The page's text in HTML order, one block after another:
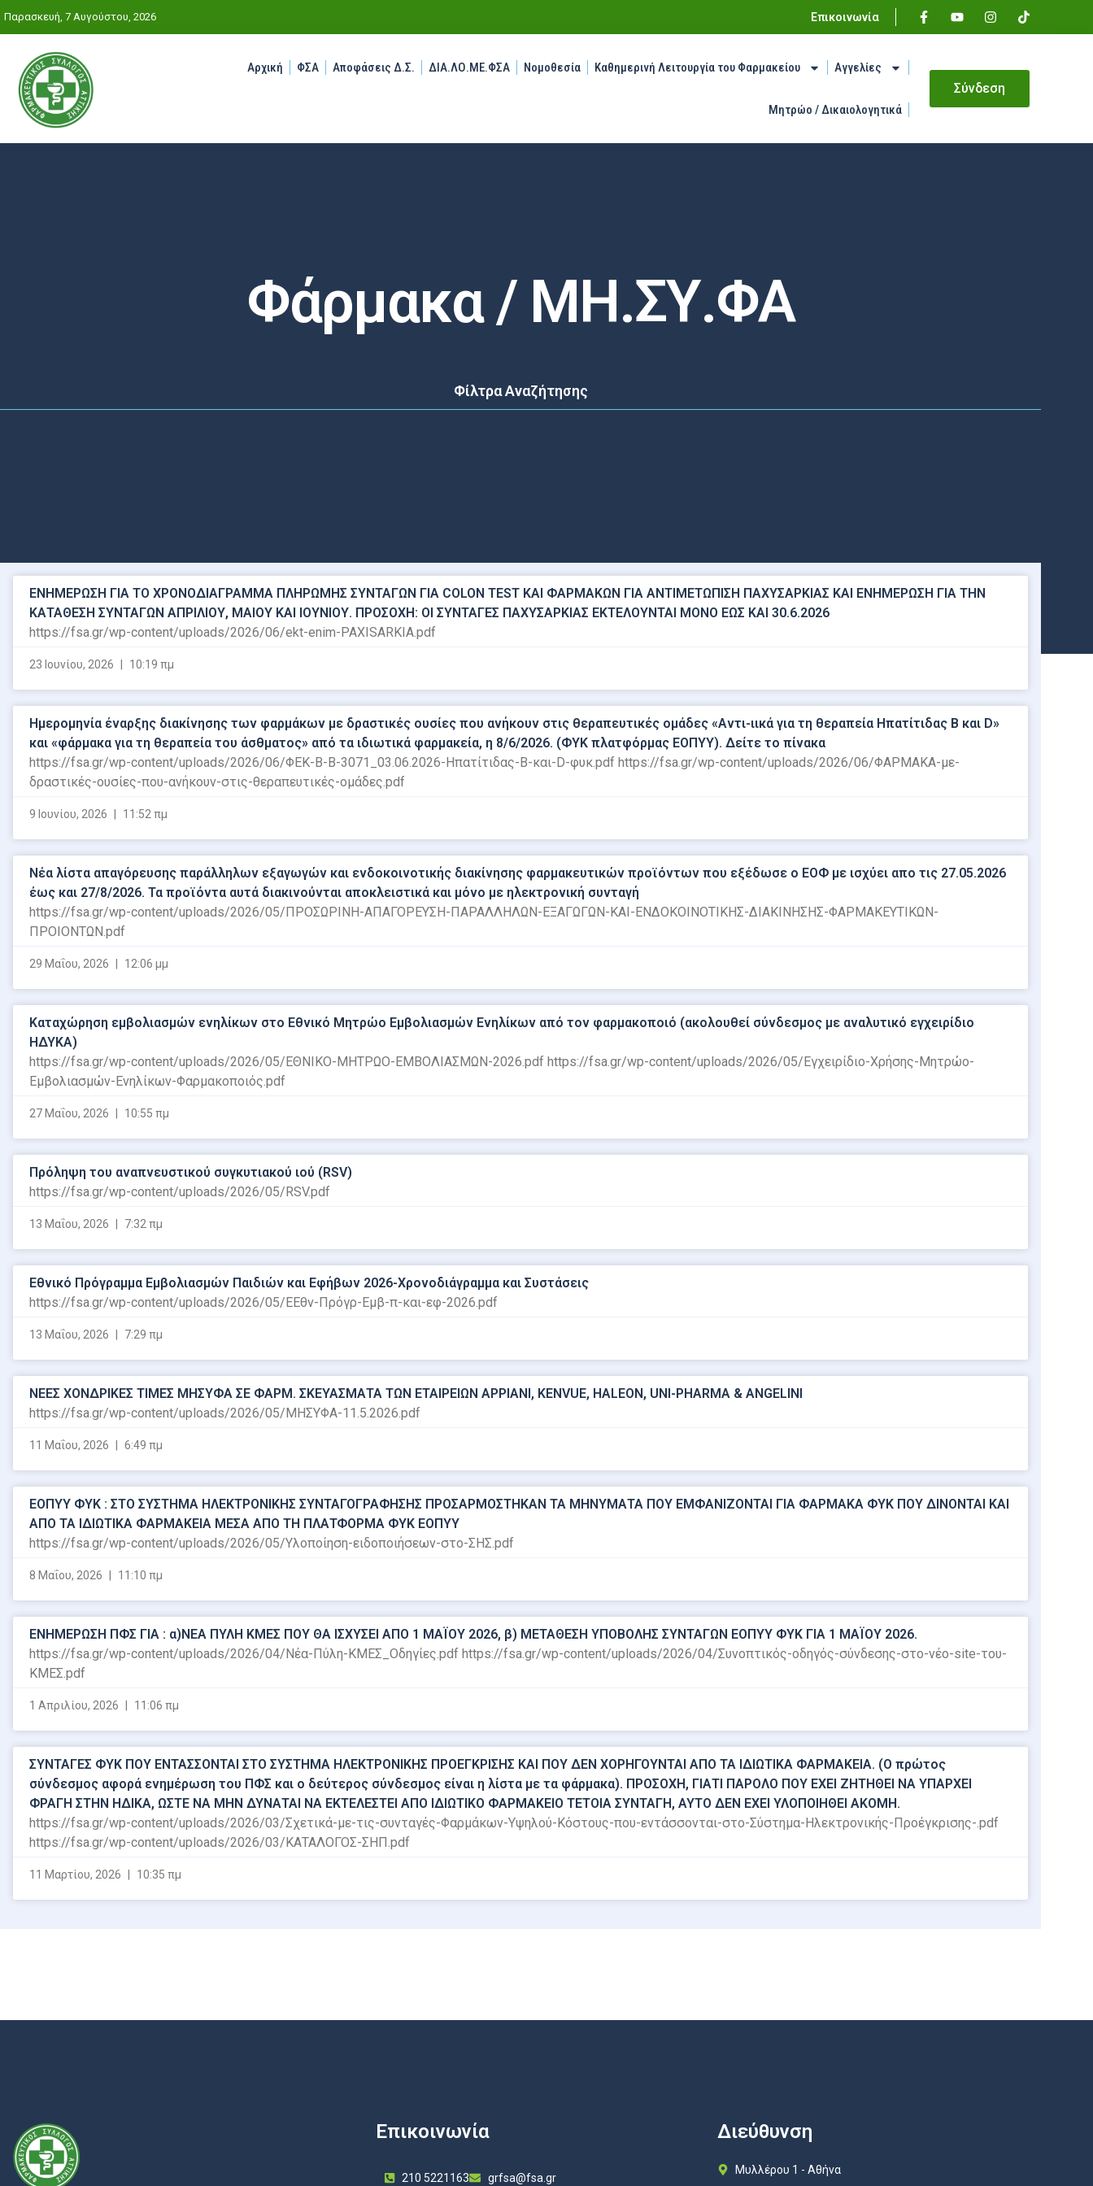
Παρασκευή, 7 Αυγούστου, 2026 Επικοινωνία
Αρχική ΦΣΑ Αποφάσεις Δ.Σ. ΔΙΑ.ΛΟ.ΜΕ.ΦΣΑ Νομοθεσία Καθημερινή Λειτουργία του Φαρμακείου Αγγελίες
Μητρώο / Δικαιολογητικά
Σύνδεση
Φάρμακα / ΜΗ.ΣΥ.ΦΑ
Φίλτρα Αναζήτησης
ΕΝΗΜΕΡΩΣΗ ΓΙΑ ΤΟ ΧΡΟΝΟΔΙΑΓΡΑΜΜΑ ΠΛΗΡΩΜΗΣ ΣΥΝΤΑΓΩΝ ΓΙΑ COLON TEST ΚΑΙ ΦΑΡΜΑΚΩΝ ΓΙΑ ΑΝΤΙΜΕΤΩΠΙΣΗ ΠΑΧΥΣΑΡΚΙΑΣ ΚΑΙ ΕΝΗΜΕΡΩΣΗ ΓΙΑ ΤΗΝ
ΚΑΤΑΘΕΣΗ ΣΥΝΤΑΓΩΝ ΑΠΡΙΛΙΟΥ, ΜΑΙΟΥ ΚΑΙ ΙΟΥΝΙΟΥ. ΠΡΟΣΟΧΗ: ΟΙ ΣΥΝΤΑΓΕΣ ΠΑΧΥΣΑΡΚΙΑΣ ΕΚΤΕΛΟΥΝΤΑΙ ΜΟΝΟ ΕΩΣ ΚΑΙ 30.6.2026
https://fsa.gr/wp-content/uploads/2026/06/ekt-enim-PAXISARKIA.pdf
23 Ιουνίου, 2026 10:19 πμ
Ημερομηνία έναρξης διακίνησης των φαρμάκων με δραστικές ουσίες που ανήκουν στις θεραπευτικές ομάδες «Αντι-ιικά για τη θεραπεία Ηπατίτιδας Β και D»
και «φάρμακα για τη θεραπεία του άσθματος» από τα ιδιωτικά φαρμακεία, η 8/6/2026. (ΦΥΚ πλατφόρμας ΕΟΠΥΥ). Δείτε το πίνακα
https://fsa.gr/wp-content/uploads/2026/06/ΦΕΚ-Β-B-3071_03.06.2026-Ηπατίτιδας-Β-και-D-φυκ.pdf https://fsa.gr/wp-content/uploads/2026/06/ΦΑΡΜΑΚΑ-με-
δραστικές-ουσίες-που-ανήκουν-στις-θεραπευτικές-ομάδες.pdf
9 Ιουνίου, 2026 11:52 πμ
Νέα λίστα απαγόρευσης παράλληλων εξαγωγών και ενδοκοινοτικής διακίνησης φαρμακευτικών προϊόντων που εξέδωσε ο ΕΟΦ με ισχύει απο τις 27.05.2026
έως και 27/8/2026. Τα προϊόντα αυτά διακινούνται αποκλειστικά και μόνο με ηλεκτρονική συνταγή
https://fsa.gr/wp-content/uploads/2026/05/ΠΡΟΣΩΡΙΝΗ-ΑΠΑΓΟΡΕΥΣΗ-ΠΑΡΑΛΛΗΛΩΝ-ΕΞΑΓΩΓΩΝ-ΚΑΙ-ΕΝΔΟΚΟΙΝΟΤΙΚΗΣ-ΔΙΑΚΙΝΗΣΗΣ-ΦΑΡΜΑΚΕΥΤΙΚΩΝ-
ΠΡΟΙΟΝΤΩΝ.pdf
29 Μαΐου, 2026 12:06 μμ
Καταχώρηση εμβολιασμών ενηλίκων στο Εθνικό Μητρώο Εμβολιασμών Ενηλίκων από τον φαρμακοποιό (ακολουθεί σύνδεσμος με αναλυτικό εγχειρίδιο
ΗΔΥΚΑ)
https://fsa.gr/wp-content/uploads/2026/05/ΕΘΝΙΚΟ-ΜΗΤΡΩΟ-ΕΜΒΟΛΙΑΣΜΩΝ-2026.pdf https://fsa.gr/wp-content/uploads/2026/05/Εγχειρίδιο-Χρήσης-Μητρώο-
Εμβολιασμών-Ενηλίκων-Φαρμακοποιός.pdf
27 Μαΐου, 2026 10:55 πμ
Πρόληψη του αναπνευστικού συγκυτιακού ιού (RSV)
https://fsa.gr/wp-content/uploads/2026/05/RSV.pdf
13 Μαΐου, 2026 7:32 πμ
Εθνικό Πρόγραμμα Εμβολιασμών Παιδιών και Εφήβων 2026-Χρονοδιάγραμμα και Συστάσεις
https://fsa.gr/wp-content/uploads/2026/05/ΕΕθν-Πρόγρ-Εμβ-π-και-εφ-2026.pdf
13 Μαΐου, 2026 7:29 πμ
ΝΕΕΣ ΧΟΝΔΡΙΚΕΣ ΤΙΜΕΣ ΜΗΣΥΦΑ ΣΕ ΦΑΡΜ. ΣΚΕΥΑΣΜΑΤΑ ΤΩΝ ΕΤΑΙΡΕΙΩΝ ΑΡΡΙΑΝΙ, KENVUE, HALEON, UNI-PHARMA & ANGELINI
https://fsa.gr/wp-content/uploads/2026/05/ΜΗΣΥΦΑ-11.5.2026.pdf
11 Μαΐου, 2026 6:49 πμ
ΕΟΠΥΥ ΦΥΚ : ΣΤΟ ΣΥΣΤΗΜΑ ΗΛΕΚΤΡΟΝΙΚΗΣ ΣΥΝΤΑΓΟΓΡΑΦΗΣΗΣ ΠΡΟΣΑΡΜΟΣΤΗΚΑΝ ΤΑ ΜΗΝΥΜΑΤΑ ΠΟΥ ΕΜΦΑΝΙΖΟΝΤΑΙ ΓΙΑ ΦΑΡΜΑΚΑ ΦΥΚ ΠΟΥ ΔΙΝΟΝΤΑΙ ΚΑΙ
ΑΠΟ ΤΑ ΙΔΙΩΤΙΚΑ ΦΑΡΜΑΚΕΙΑ ΜΕΣΑ ΑΠΟ ΤΗ ΠΛΑΤΦΟΡΜΑ ΦΥΚ ΕΟΠΥΥ
https://fsa.gr/wp-content/uploads/2026/05/Υλοποίηση-ειδοποιήσεων-στο-ΣΗΣ.pdf
8 Μαΐου, 2026 11:10 πμ
ΕΝΗΜΕΡΩΣΗ ΠΦΣ ΓΙΑ : α)ΝΕΑ ΠΥΛΗ ΚΜΕΣ ΠΟΥ ΘΑ ΙΣΧΥΣΕΙ ΑΠΟ 1 ΜΑΪΟΥ 2026, β) ΜΕΤΑΘΕΣΗ ΥΠΟΒΟΛΗΣ ΣΥΝΤΑΓΩΝ ΕΟΠΥΥ ΦΥΚ ΓΙΑ 1 ΜΑΪΟΥ 2026.
https://fsa.gr/wp-content/uploads/2026/04/Νέα-Πύλη-ΚΜΕΣ_Οδηγίες.pdf https://fsa.gr/wp-content/uploads/2026/04/Συνοπτικός-οδηγός-σύνδεσης-στο-νέο-site-του-
ΚΜΕΣ.pdf
1 Απριλίου, 2026 11:06 πμ
ΣΥΝΤΑΓΕΣ ΦΥΚ ΠΟΥ ΕΝΤΑΣΣΟΝΤΑΙ ΣΤΟ ΣΥΣΤΗΜΑ ΗΛΕΚΤΡΟΝΙΚΗΣ ΠΡΟΕΓΚΡΙΣΗΣ ΚΑΙ ΠΟΥ ΔΕΝ ΧΟΡΗΓΟΥΝΤΑΙ ΑΠΟ ΤΑ ΙΔΙΩΤΙΚΑ ΦΑΡΜΑΚΕΙΑ. (Ο πρώτος
σύνδεσμος αφορά ενημέρωση του ΠΦΣ και ο δεύτερος σύνδεσμος είναι η λίστα με τα φάρμακα). ΠΡΟΣΟΧΗ, ΓΙΑΤΙ ΠΑΡΟΛΟ ΠΟΥ ΕΧΕΙ ΖΗΤΗΘΕΙ ΝΑ ΥΠΑΡΧΕΙ
ΦΡΑΓΗ ΣΤΗΝ ΗΔΙΚΑ, ΩΣΤΕ ΝΑ ΜΗΝ ΔΥΝΑΤΑΙ ΝΑ ΕΚΤΕΛΕΣΤΕΙ ΑΠΟ ΙΔΙΩΤΙΚΟ ΦΑΡΜΑΚΕΙΟ ΤΕΤΟΙΑ ΣΥΝΤΑΓΗ, ΑΥΤΟ ΔΕΝ ΕΧΕΙ ΥΛΟΠΟΙΗΘΕΙ ΑΚΟΜΗ.
https://fsa.gr/wp-content/uploads/2026/03/Σχετικά-με-τις-συνταγές-Φαρμάκων-Υψηλού-Κόστους-που-εντάσσονται-στο-Σύστημα-Ηλεκτρονικής-Προέγκρισης-.pdf
https://fsa.gr/wp-content/uploads/2026/03/ΚΑΤΑΛΟΓΟΣ-ΣΗΠ.pdf
11 Μαρτίου, 2026 10:35 πμ
Επικοινωνία
210 5221163 grfsa@fsa.gr
Διεύθυνση
Μυλλέρου 1 - Αθήνα